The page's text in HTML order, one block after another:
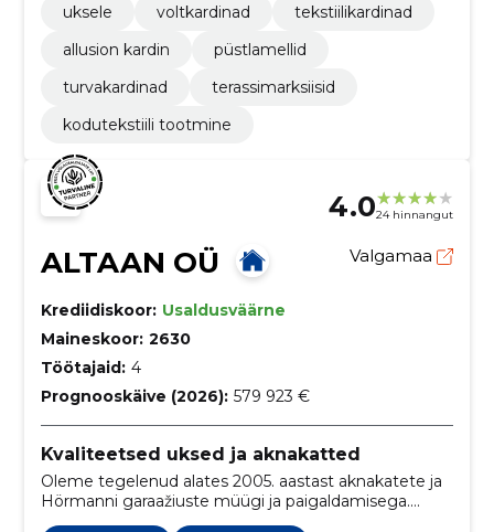
uksele
voltkardinad
tekstiilikardinad
allusion kardin
püstlamellid
turvakardinad
terassimarksiisid
kodutekstiili tootmine
4.024 hinnangut
ALTAAN OÜ Valgamaa
Krediidiskoor: Usaldusväärne
Maineskoor: 2630
Töötajaid: 4
Prognooskäive (2026): 579 923 €
Kvaliteetsed uksed ja aknakatted
Oleme tegelenud alates 2005. aastast aknakatete ja
Hörmanni garaažiuste müügi ja paigaldamisega.
Pakume ka korteri- ja maja välisuksi.